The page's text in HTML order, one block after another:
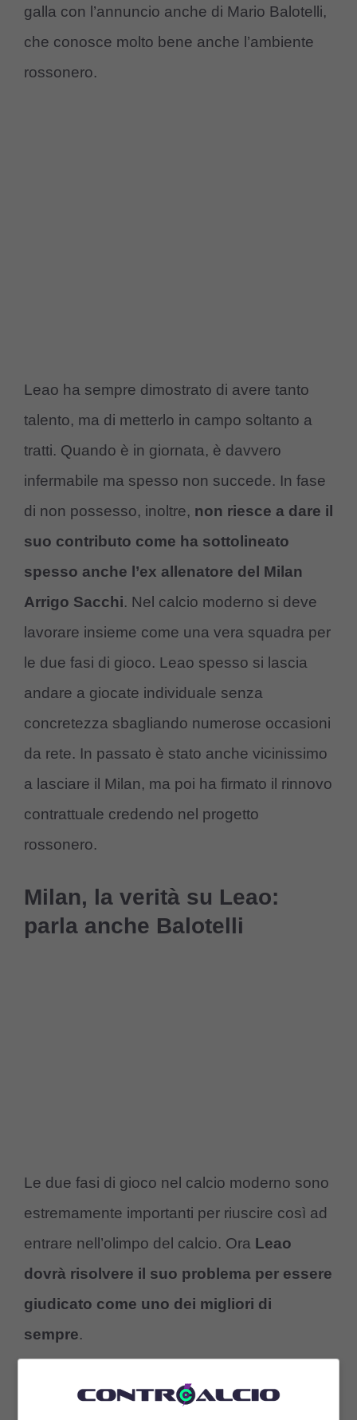
galla con l’annuncio anche di Mario Balotelli,
che conosce molto bene anche l’ambiente
rossonero.
Leao ha sempre dimostrato di avere tanto
talento, ma di metterlo in campo soltanto a
tratti. Quando è in giornata, è davvero
infermabile ma spesso non succede. In fase
di non possesso, inoltre, non riesce a dare il
suo contributo come ha sottolineato
spesso anche l’ex allenatore del Milan
Arrigo Sacchi. Nel calcio moderno si deve
lavorare insieme come una vera squadra per
le due fasi di gioco. Leao spesso si lascia
andare a giocate individuale senza
concretezza sbagliando numerose occasioni
da rete. In passato è stato anche vicinissimo
a lasciare il Milan, ma poi ha firmato il rinnovo
contrattuale credendo nel progetto
rossonero.
Milan, la verità su Leao:
parla anche Balotelli
Le due fasi di gioco nel calcio moderno sono
estremamente importanti per riuscire così ad
entrare nell’olimpo del calcio. Ora Leao
dovrà risolvere il suo problema per essere
giudicato come uno dei migliori di
sempre.